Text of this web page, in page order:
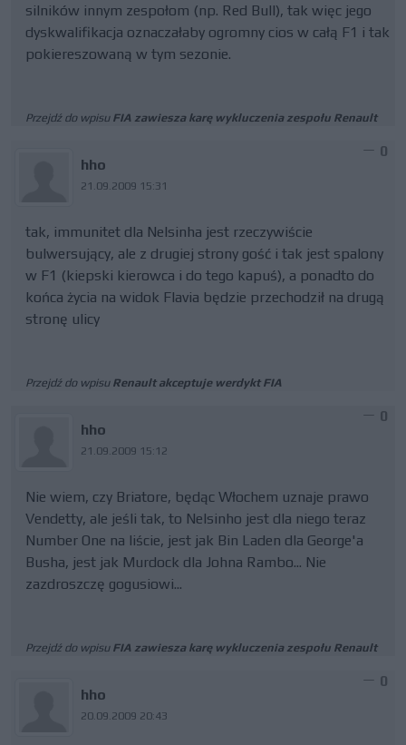
silników innym zespołom (np. Red Bull), tak więc jego
dyskwalifikacja oznaczałaby ogromny cios w całą F1 i tak
pokiereszowaną w tym sezonie.
Przejdź do wpisu FIA zawiesza karę wykluczenia zespołu Renault
hho
21.09.2009 15:31
0
tak, immunitet dla Nelsinha jest rzeczywiście
bulwersujący, ale z drugiej strony gość i tak jest spalony
w F1 (kiepski kierowca i do tego kapuś), a ponadto do
końca życia na widok Flavia będzie przechodził na drugą
stronę ulicy
Przejdź do wpisu Renault akceptuje werdykt FIA
hho
21.09.2009 15:12
0
Nie wiem, czy Briatore, będąc Włochem uznaje prawo
Vendetty, ale jeśli tak, to Nelsinho jest dla niego teraz
Number One na liście, jest jak Bin Laden dla George'a
Busha, jest jak Murdock dla Johna Rambo... Nie
zazdroszczę gogusiowi...
Przejdź do wpisu FIA zawiesza karę wykluczenia zespołu Renault
hho
20.09.2009 20:43
0